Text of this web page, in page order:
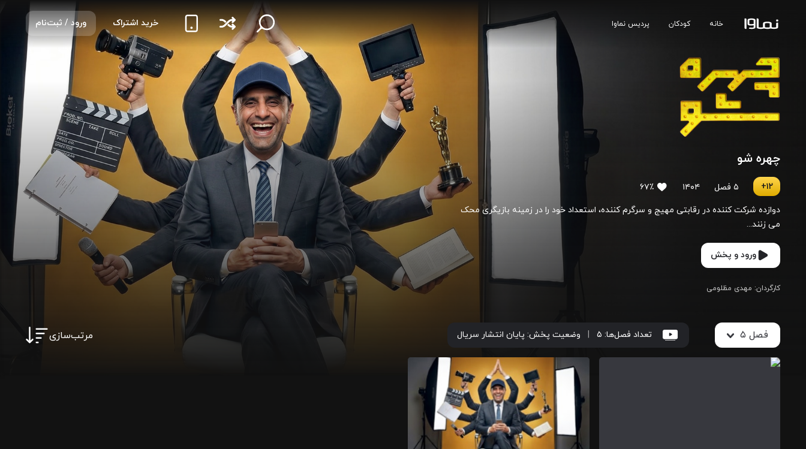
خانه کودکان پردیس نماوا ورود / ثبت‌نام خرید اشتراک
چهره شو
۱۲+ ۵ فصل ۱۴۰۴ ۶۷٪
دوازده شرکت کننده در رقابتی مهیج و سرگرم کننده، استعداد خود را در زمینه بازیگری محک
می زنند...
ورود و پخش
کارگردان: مهدی مظلومی
فصل ۵ تعداد فصل‌ها: ۵ وضعیت پخش: پایان انتشار سریال مرتب‌سازی